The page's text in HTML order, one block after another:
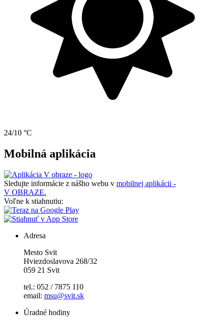
24/10 °C
Mobilná aplikácia
Sledujte informácie z nášho webu v mobilnej aplikácii -
V OBRAZE.
Voľne k stiahnutiu:
Adresa
Mesto Svit
Hviezdoslavova 268/32
059 21 Svit
tel.: 052 / 7875 110
email: msu@svit.sk
Úradné hodiny